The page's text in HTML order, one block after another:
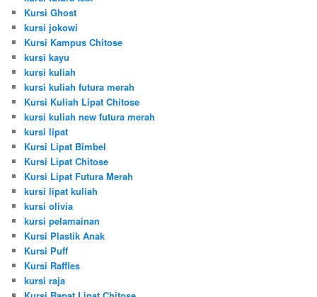
Kursi Ghost
kursi jokowi
Kursi Kampus Chitose
kursi kayu
kursi kuliah
kursi kuliah futura merah
Kursi Kuliah Lipat Chitose
kursi kuliah new futura merah
kursi lipat
Kursi Lipat Bimbel
Kursi Lipat Chitose
Kursi Lipat Futura Merah
kursi lipat kuliah
kursi olivia
kursi pelamainan
Kursi Plastik Anak
Kursi Puff
Kursi Raffles
kursi raja